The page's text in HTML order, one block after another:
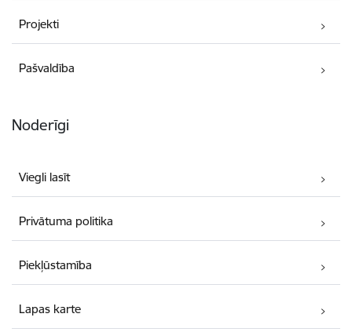
Projekti
Pašvaldība
Noderīgi
Viegli lasīt
Privātuma politika
Piekļūstamība
Lapas karte